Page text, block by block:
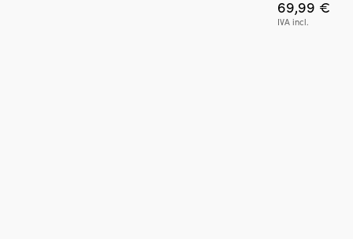
69,99 €
IVA incl.